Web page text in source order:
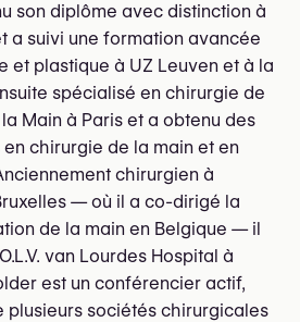
son diplôme avec distinction à
a suivi une formation avancée
et plastique à UZ Leuven et à la
spécialisé en chirurgie de
Main à Paris et a obtenu des
chirurgie de la main et en
chirurgien à
— où il a co-dirigé la
de la main en Belgique — il
van Lourdes Hospital à
est un conférencier actif,
plusieurs sociétés chirurgicales